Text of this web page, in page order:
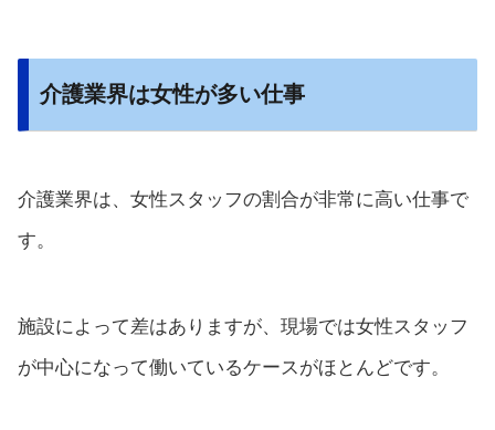
介護業界は女性が多い仕事
介護業界は、女性スタッフの割合が非常に高い仕事で
す。
施設によって差はありますが、現場では女性スタッフ
が中心になって働いているケースがほとんどです。